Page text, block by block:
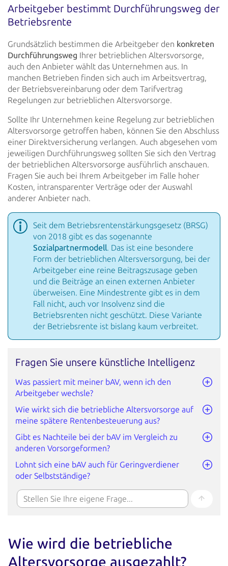
Arbeitgeber bestimmt Durchführungsweg der
Betriebsrente
Grundsätzlich bestimmen die Arbeitgeber den konkreten
Durchführungsweg Ihrer betrieblichen Altersvorsorge,
auch den Anbieter wählt das Unternehmen aus. In
manchen Betrieben finden sich auch im Arbeitsvertrag,
der Betriebsvereinbarung oder dem Tarifvertrag
Regelungen zur betrieblichen Altersvorsorge.
Sollte Ihr Unternehmen keine Regelung zur betrieblichen
Altersvorsorge getroffen haben, können Sie den Abschluss
einer Direktversicherung verlangen. Auch abgesehen vom
jeweiligen Durchführungsweg sollten Sie sich den Vertrag
der betrieblichen Altersvorsorge ausführlich anschauen.
Fragen Sie auch bei Ihrem Arbeitgeber im Falle hoher
Kosten, intransparenter Verträge oder der Auswahl
anderer Anbieter nach.
Seit dem Betriebsrentenstärkungsgesetz (BRSG)
von 2018 gibt es das sogenannte
Sozialpartnermodell. Das ist eine besondere
Form der betrieblichen Altersversorgung, bei der
Arbeitgeber eine reine Beitragszusage geben
und die Beiträge an einen externen Anbieter
überweisen. Eine Mindestrente gibt es in dem
Fall nicht, auch vor Insolvenz sind die
Betriebsrenten nicht geschützt. Diese Variante
der Betriebsrente ist bislang kaum verbreitet.
Fragen Sie unsere künstliche Intelligenz
Was passiert mit meiner bAV, wenn ich den
Arbeitgeber wechsle?
Wie wirkt sich die betriebliche Altersvorsorge auf
meine spätere Rentenbesteuerung aus?
Gibt es Nachteile bei der bAV im Vergleich zu
anderen Vorsorgeformen?
Lohnt sich eine bAV auch für Geringverdiener
oder Selbstständige?
Wie wird die betriebliche
Altersvorsorge ausgezahlt?